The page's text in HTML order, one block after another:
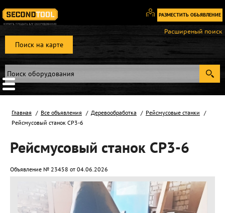
РАЗМЕСТИТЬ ОБЬЯВЛЕНИЕ
Вход
Регистрация
Поиск на карте
Расширеный поиск
Главная Все объявления Деревообработка
Рейсмусовые станки
Рейсмусовый станок СР3-6
Рейсмусовый станок СР3-6
Объявление № 23458 от 04.06.2026